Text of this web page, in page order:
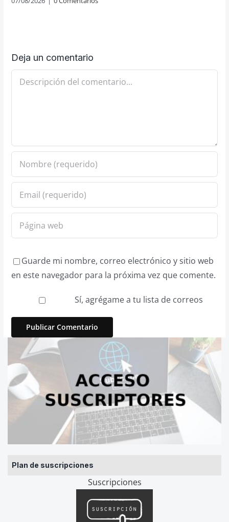
Plan de suscripciones
Suscripciones
Deja un comentario
Comentario
Guarde mi nombre, correo electrónico y sitio web
en este navegador para la próxima vez que comente.
Sí, agrégame a tu lista de correos